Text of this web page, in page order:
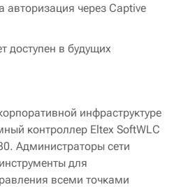
авторизация через Captive
доступен в будущих
инфраструктуре
контроллер Eltex SoftWLC
Администраторы сети
для
всеми точками